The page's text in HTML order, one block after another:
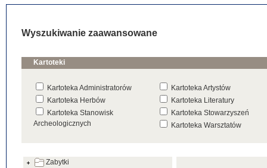
Wyszukiwanie zaawansowane
Kartoteki
Kartoteka Administratorów
Kartoteka Artystów
Kartoteka Herbów
Kartoteka Literatury
Kartoteka Stanowisk
Archeologicznych
Kartoteka Stowarzyszeń
Kartoteka Warsztatów
Zabytki